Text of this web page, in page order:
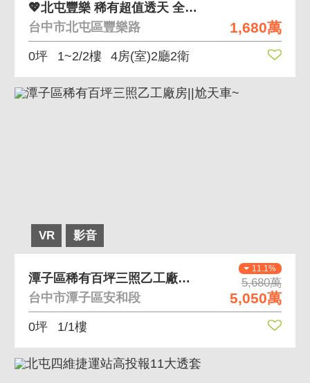
1,680萬
💖北屯豐樂 稀有超值透天 全室管線更新💖
台中市北屯區豐樂路
0坪 1~2/2樓 4房(室)2廳2衛
VR 影音
11.1%
5,680萬
5,050萬
潭子區稀有百坪三照乙工廠房||尬天車~
台中市潭子區安和段
0坪 1/1樓